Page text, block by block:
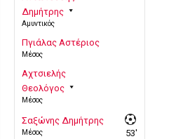
Δημήτρης
Αμυντικός
Πγιάλας Αστέριος
Μέσος
Αχτσιελής
Θεολόγος
Μέσος
Σαξώνης Δημήτρης
Μέσος 53'